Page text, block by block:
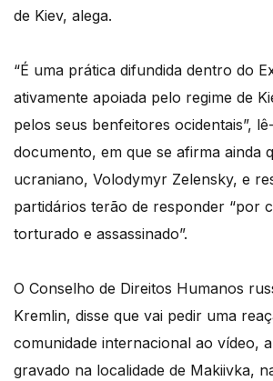
de Kiev, alega.
“É uma prática difundida dentro do
ativamente apoiada pelo regime de
pelos seus benfeitores ocidentais”,
documento, em que se afirma ainda
ucraniano, Volodymyr Zelensky, e
partidários terão de responder “por
torturado e assassinado”.
O Conselho de Direitos Humanos
Kremlin, disse que vai pedir uma
comunidade internacional ao vídeo,
gravado na localidade de Makiivka,